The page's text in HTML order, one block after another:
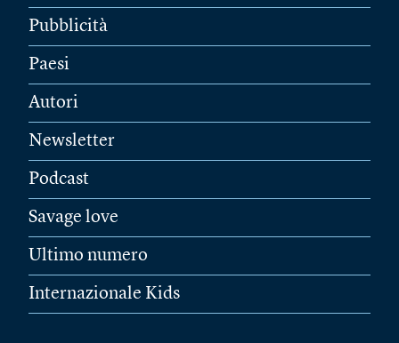
Pubblicità
Paesi
Autori
Newsletter
Podcast
Savage love
Ultimo numero
Internazionale Kids